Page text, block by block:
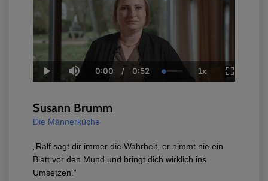
Play Mute
Current
Time
0:00 / Duration
0:52 Loaded
1.66%
1xPlayback
Rate
Fullscreen
Susann Brumm
Die Männerküche
„Ralf sagt dir immer die Wahrheit, er nimmt nie ein
Blatt vor den Mund und bringt dich wirklich ins
Umsetzen.“